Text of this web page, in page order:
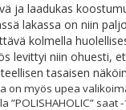
ja laadukas
lakassa on niin
kolmella
levittyi niin ohuesti,
tasaisen
on myös upea
”POLISHAHOLIC” saat